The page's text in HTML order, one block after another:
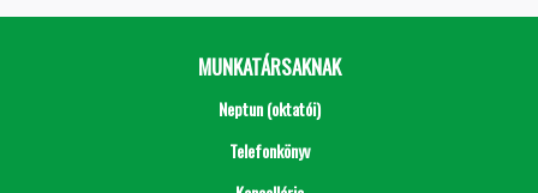
MUNKATÁRSAKNAK
Neptun (oktatói)
Telefonkönyv